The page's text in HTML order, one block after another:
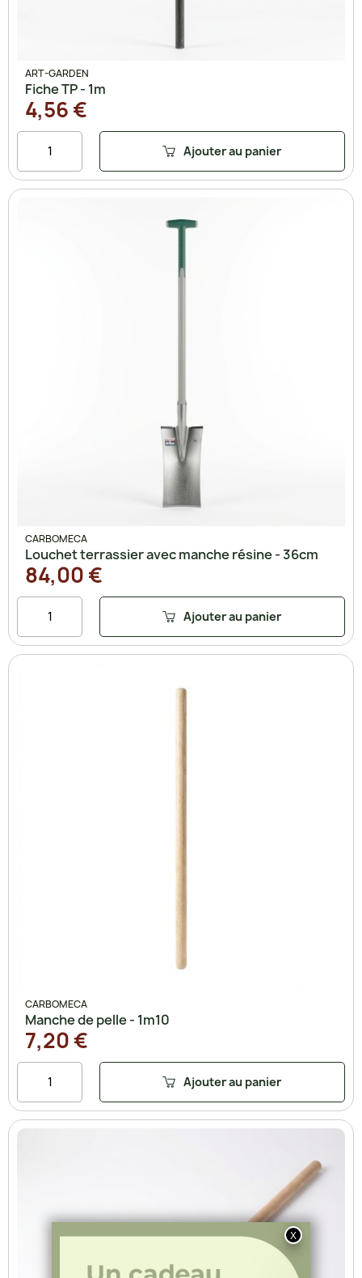
ART-GARDEN
Fiche TP - 1m
4,56 €
Ajouter au panier
CARBOMECA
Louchet terrassier avec manche résine - 36cm
84,00 €
Ajouter au panier
CARBOMECA
Manche de pelle - 1m10
7,20 €
Ajouter au panier